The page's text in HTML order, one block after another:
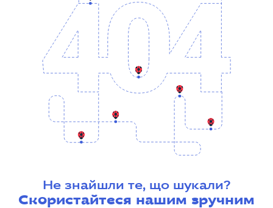
Не знайшли те, що шукали?
Скористайтеся нашим зручним